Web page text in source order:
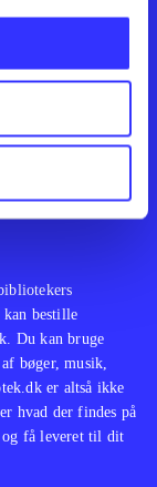
Feedback
bestille
Du kan bruge
bøger, musik,
er altså ikke
hvad der findes på
og få leveret til dit